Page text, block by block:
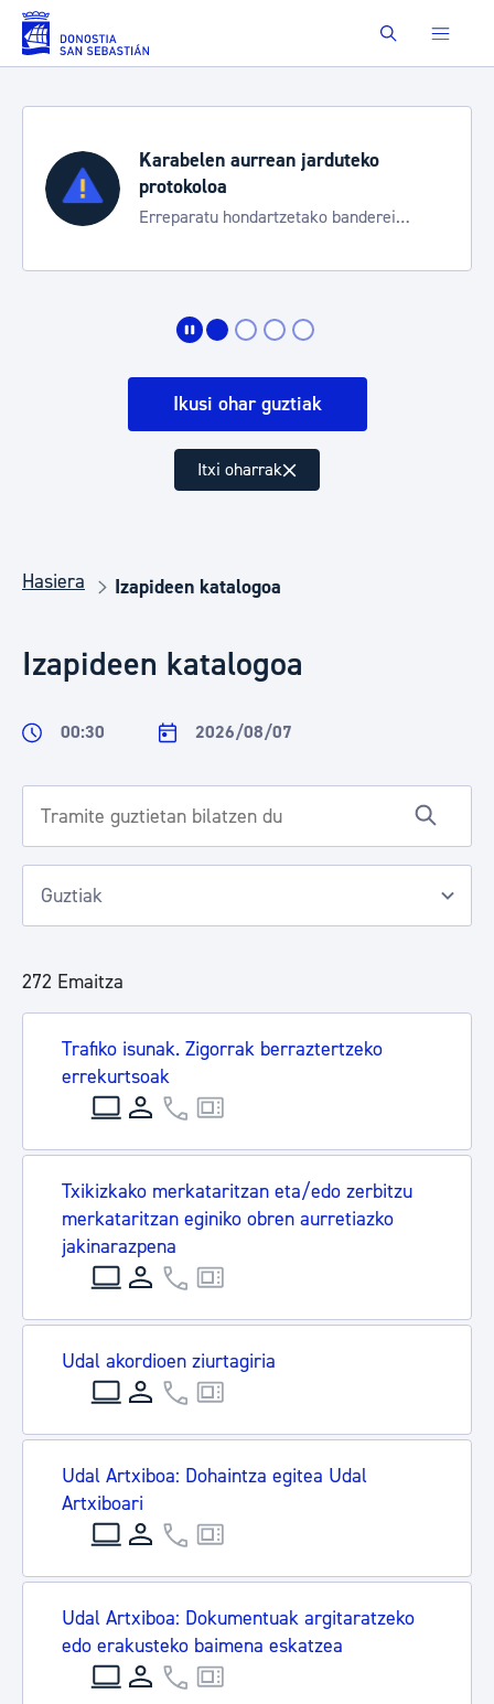
Eduki nagusira joan Buscar
Karabelen aurrean jarduteko
protokoloa
Erreparatu hondartzetako banderei
Ikusi ohar guztiak
Itxi oharrak
Hasiera Izapideen katalogoa
Izapideen katalogoa
00:30 2026/08/07
272 Emaitza
Trafiko isunak. Zigorrak berraztertzeko
errekurtsoak
Txikizkako merkataritzan eta/edo zerbitzu
merkataritzan eginiko obren aurretiazko
jakinarazpena
Udal akordioen ziurtagiria
Udal Artxiboa: Dohaintza egitea Udal
Artxiboari
Udal Artxiboa: Dokumentuak argitaratzeko
edo erakusteko baimena eskatzea